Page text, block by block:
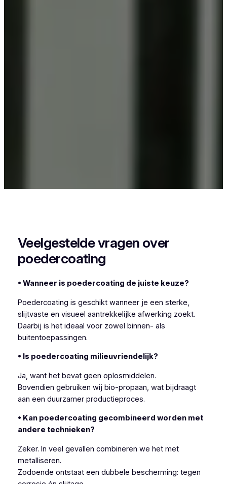
Veelgestelde vragen over
poedercoating
• Wanneer is poedercoating de juiste keuze?
Poedercoating is geschikt wanneer je een sterke,
slijtvaste en visueel aantrekkelijke afwerking zoekt.
Daarbij is het ideaal voor zowel binnen- als
buitentoepassingen.
• Is poedercoating milieuvriendelijk?
Ja, want het bevat geen oplosmiddelen.
Bovendien gebruiken wij bio-propaan, wat bijdraagt
aan een duurzamer productieproces.
• Kan poedercoating gecombineerd worden met
andere technieken?
Zeker. In veel gevallen combineren we het met
metalliseren.
Zodoende ontstaat een dubbele bescherming: tegen